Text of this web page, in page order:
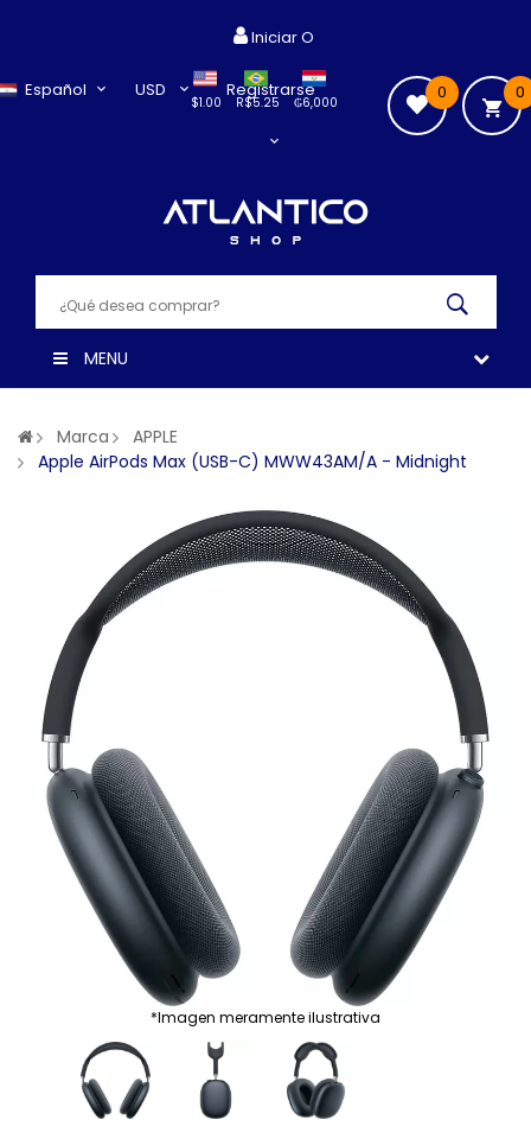
Español USD
$1.00 ₲6,000
R$5.25
Iniciar O
Registrarse 0
0
MENU
Marca
APPLE
Apple AirPods Max (USB-C) MWW43AM/A - Midnight
*Imagen meramente ilustrativa